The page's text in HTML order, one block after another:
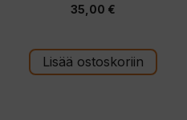
5:stä
35,00 €
Lisää ostoskoriin